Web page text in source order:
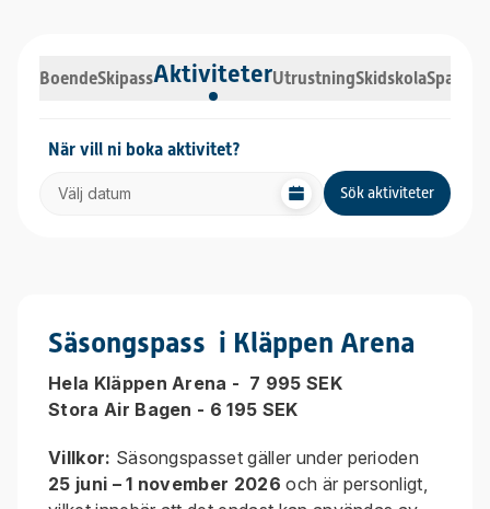
BoendeSkipassAktiviteterUtrustningSkidskolaSpa
När vill ni boka aktivitet?
Välj datum Sök aktiviteter
Säsongspass i Kläppen Arena
Hela Kläppen Arena - 7 995 SEK
Stora Air Bagen - 6 195 SEK
Villkor: Säsongspasset gäller under perioden
25 juni – 1 november 2026 och är personligt,